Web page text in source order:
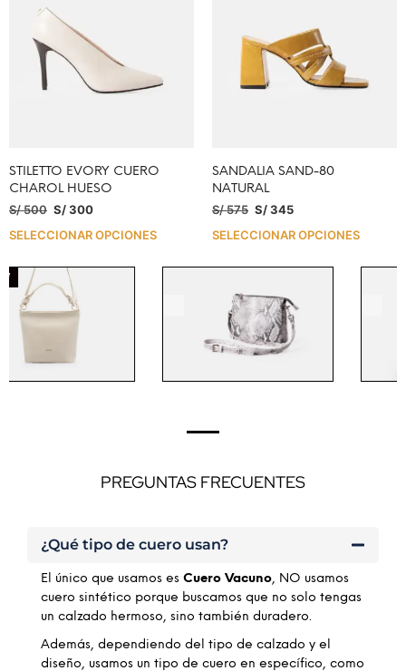
STILETTO EVORY CUERO
CHAROL HUESO
S/500 S/300
SELECCIONAR OPCIONES
SANDALIA SAND-80
NATURAL
S/575 S/345
SELECCIONAR OPCIONES
.
PREGUNTAS FRECUENTES
¿Qué tipo de cuero usan?
El único que usamos es Cuero Vacuno, NO usamos
cuero sintético porque buscamos que no solo tengas
un calzado hermoso, sino también duradero.
Además, dependiendo del tipo de calzado y el
diseño, usamos un tipo de cuero en específico, como